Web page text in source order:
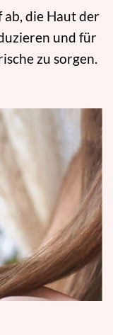
die Haut der
und für
zu sorgen.